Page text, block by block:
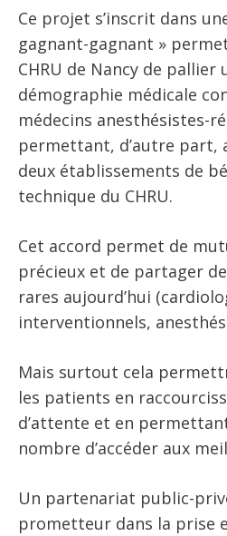
Ce projet s’inscrit dans
gagnant-gagnant »
CHRU de Nancy de pallier
démographie médicale
médecins anesthésistes-
permettant, d’autre part,
deux établissements de
technique du CHRU.
Cet accord permet de
précieux et de partager
rares aujourd’hui
interventionnels,
Mais surtout cela
les patients en
d’attente et en
nombre d’accéder aux
Un partenariat public-
prometteur dans la prise